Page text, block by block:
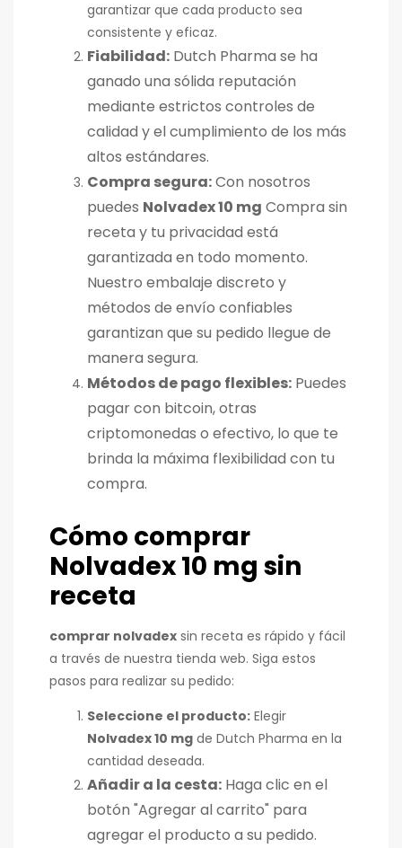
garantizar que cada producto sea
consistente y eficaz.
Fiabilidad: Dutch Pharma se ha
ganado una sólida reputación
mediante estrictos controles de
calidad y el cumplimiento de los más
altos estándares.
Compra segura:Con nosotros
puedes Nolvadex 10 mg Compra sin
receta y tu privacidad está
garantizada en todo momento.
Nuestro embalaje discreto y
métodos de envío confiables
garantizan que su pedido llegue de
manera segura.
Métodos de pago flexibles: Puedes
pagar con bitcoin, otras
criptomonedas o efectivo, lo que te
brinda la máxima flexibilidad con tu
compra.
Cómo comprar
Nolvadex 10 mg sin
receta
comprar nolvadex sin receta es rápido y fácil
a través de nuestra tienda web. Siga estos
pasos para realizar su pedido:
Seleccione el producto: Elegir
Nolvadex 10 mg de Dutch Pharma en la
cantidad deseada.
Añadir a la cesta: Haga clic en el
botón "Agregar al carrito" para
agregar el producto a su pedido.